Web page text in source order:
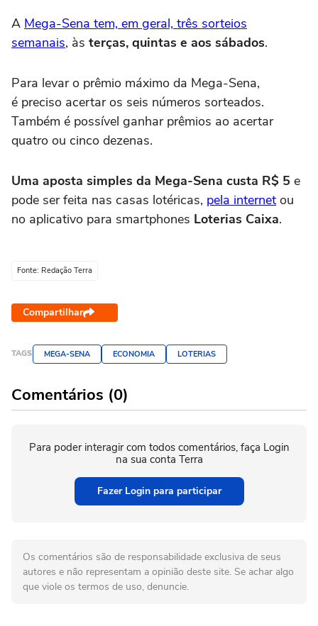
A Mega-Sena tem, em geral, três sorteios
semanais, às terças, quintas e aos sábados.
Para levar o prêmio máximo da Mega-Sena,
é preciso acertar os seis números sorteados.
Também é possível ganhar prêmios ao acertar
quatro ou cinco dezenas.
Uma aposta simples da Mega-Sena custa R$ 5 e
pode ser feita nas casas lotéricas, pela internet ou
no aplicativo para smartphones Loterias Caixa.
Fonte: Redação Terra
Compartilhar
TAGS MEGA-SENA ECONOMIA LOTERIAS
Comentários (0)
Para poder interagir com todos comentários, faça Login
na sua conta Terra
Fazer Login para participar
Os comentários são de responsabilidade exclusiva de seus
autores e não representam a opinião deste site. Se achar algo
que viole os termos de uso, denuncie.